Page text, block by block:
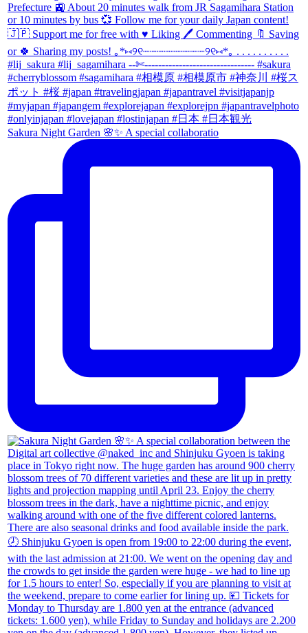
Sakura Night Garden 🌸✨ A special collaboratio